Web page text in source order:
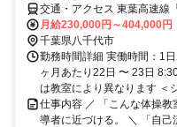
交通・アクセス 東葉高速線
月給230,000円～404,000円
千葉県八千代市
勤務時間詳細 実働時間：1
ヶ月あたり22日 〜 23日
は教室により異なります ＜
仕事内容 ／ 「こんな体操
導者に近づける。 ＼ 「自